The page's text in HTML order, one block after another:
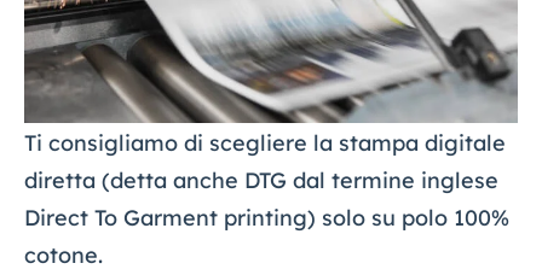
Ti consigliamo di scegliere la stampa digitale
diretta (detta anche DTG dal termine inglese
Direct To Garment printing) solo su polo 100%
cotone.